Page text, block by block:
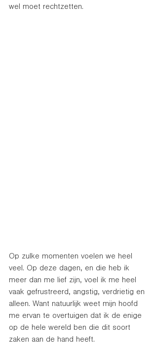
wel moet rechtzetten.
Op zulke momenten voelen we heel
veel. Op deze dagen, en die heb ik
meer dan me lief zijn, voel ik me heel
vaak gefrustreerd, angstig, verdrietig en
alleen. Want natuurlijk weet mijn hoofd
me ervan te overtuigen dat ik de enige
op de hele wereld ben die dit soort
zaken aan de hand heeft.